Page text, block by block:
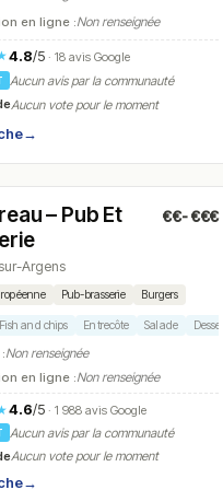
en ligne :Non renseignée
4.8/5· 18 avis Google
Aucun avis par la communauté
Aucun vote pour le moment
→
(10:30 – 00:30)
– Pub Et
€€-€€€
Argens
Pub-brasserie Burgers
Fish and chips Entrecôte Salade Dessert
Non renseignée
en ligne :Non renseignée
4.6/5· 1 988 avis Google
Aucun avis par la communauté
Aucun vote pour le moment
→